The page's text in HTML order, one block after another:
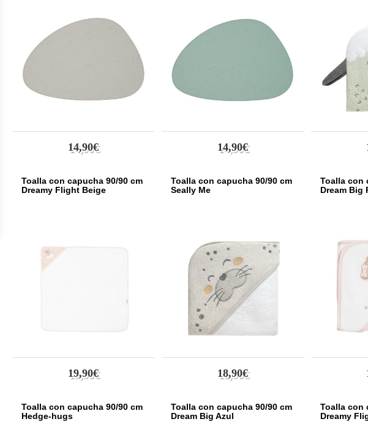
14,90€ 14,90€
Toalla con capucha 90/90 cm
Dreamy Flight Beige
19,90€
Toalla con capucha 90/90 cm
Seally Me
18,90€
Toalla con
Dream Big
Toalla con capucha 90/90 cm
Hedge-hugs
Toalla con capucha 90/90 cm
Dream Big Azul
Toalla con
Dreamy